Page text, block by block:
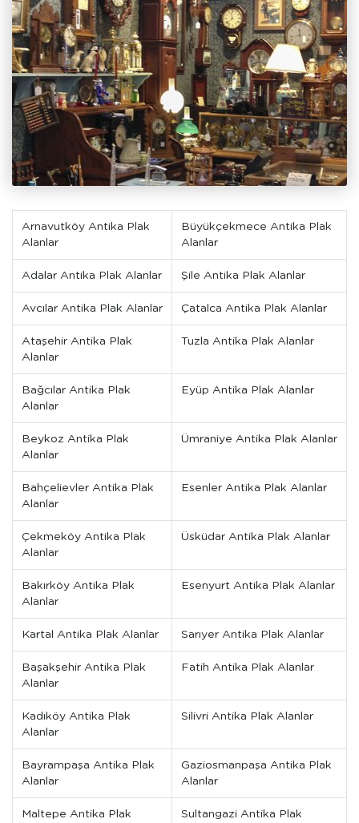
Arnavutköy Antika Plak
Alanlar
Büyükçekmece Antika Plak
Alanlar
Adalar Antika Plak Alanlar Şile Antika Plak Alanlar
Avcılar Antika Plak Alanlar Çatalca Antika Plak Alanlar
Ataşehir Antika Plak
Alanlar
Tuzla Antika Plak Alanlar
Bağcılar Antika Plak
Alanlar
Eyüp Antika Plak Alanlar
Beykoz Antika Plak
Alanlar
Ümraniye Antika Plak Alanlar
Bahçelievler Antika Plak
Alanlar
Esenler Antika Plak Alanlar
Çekmeköy Antika Plak
Alanlar
Üsküdar Antika Plak Alanlar
Bakırköy Antika Plak
Alanlar
Esenyurt Antika Plak Alanlar
Kartal Antika Plak Alanlar Sarıyer Antika Plak Alanlar
Başakşehir Antika Plak
Alanlar
Fatih Antika Plak Alanlar
Kadıköy Antika Plak
Alanlar
Silivri Antika Plak Alanlar
Bayrampaşa Antika Plak
Alanlar
Gaziosmanpaşa Antika Plak
Alanlar
Maltepe Antika Plak
Sultangazi Antika Plak